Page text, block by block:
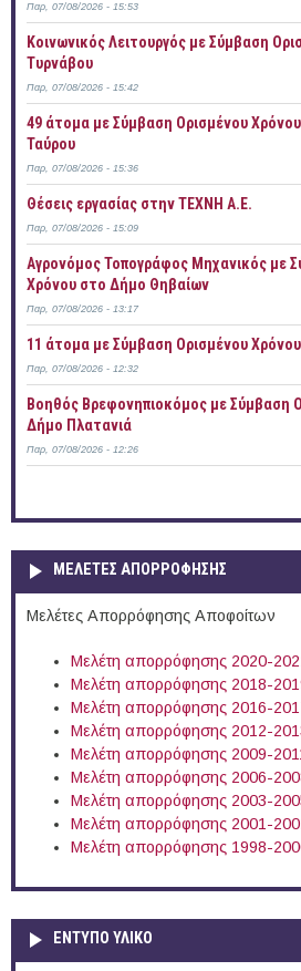
Παρ, 07/08/2026 - 15:53
Κοινωνικός Λειτουργός με Σύμβαση
Τυρνάβου
Παρ, 07/08/2026 - 15:42
49 άτομα με Σύμβαση Ορισμένου
Ταύρου
Παρ, 07/08/2026 - 15:36
Θέσεις εργασίας στην ΤΕΧΝΗ Α.Ε.
Παρ, 07/08/2026 - 15:09
Αγρονόμος Τοπογράφος Μηχανικός με
Χρόνου στο Δήμο Θηβαίων
Παρ, 07/08/2026 - 13:17
11 άτομα με Σύμβαση Ορισμένου
Παρ, 07/08/2026 - 12:32
Βοηθός Βρεφονηπιοκόμος με Σύμβαση
Δήμο Πλατανιά
Παρ, 07/08/2026 - 12:26
ΜΕΛΕΤΕΣ ΑΠΟΡΡΟΦΗΣΗΣ
Μελέτες Απορρόφησης Αποφοίτων
Μελέτη απορρόφησης 2020-
Μελέτη απορρόφησης 2018-
Μελέτη απορρόφησης 2016-
Μελέτη απορρόφησης 2012-
Μελέτη απορρόφησης 2009-
Μελέτη απορρόφησης 2006-
Μελέτη απορρόφησης 2003-
Μελέτη απορρόφησης 2001-
Μελέτη απορρόφησης 1998-
ΕΝΤΥΠΟ ΥΛΙΚΟ